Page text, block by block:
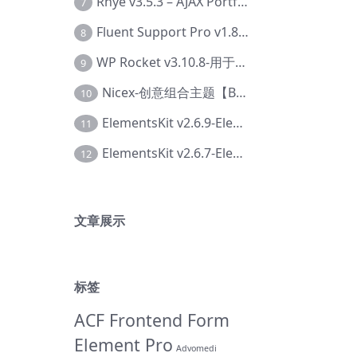
8 Fluent Support Pro v1.8.1 – WordPress 支持票务系统【Cc-0041】
9 WP Rocket v3.10.8-用于wordpress速度优化的缓存加速插件【Cd-0019】
10 Nicex-创意组合主题【Be-0092】
11 ElementsKit v2.6.9-Elementor插件【Ab-0161】
12 ElementsKit v2.6.7-Elementor插件【Ab-0162】
文章展示
标签
ACF Frontend Form
Element Pro Advomedi